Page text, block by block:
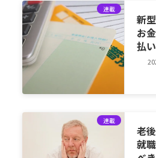
連載
新
お
払
連載
老
就